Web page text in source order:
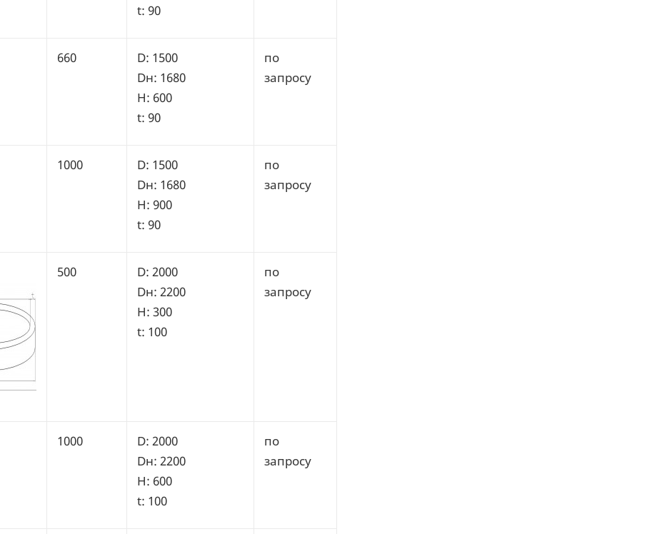
t: 90
660
D: 1500
Dн: 1680
H: 600
t: 90
по
запросу
1000
D: 1500
Dн: 1680
H: 900
t: 90
по
запросу
500
D: 2000
Dн: 2200
H: 300
t: 100
по
запросу
1000
D: 2000
Dн: 2200
H: 600
t: 100
по
запросу